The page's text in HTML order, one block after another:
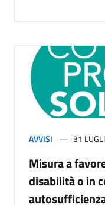
AVVISI 31
Misura a
disabilità o in